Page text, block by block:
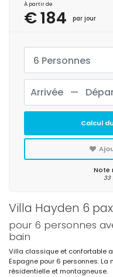
Villa Hayden 6
pour 6 personnes
bain
Villa classique et confortable
Espagne pour 6 personnes.
résidentielle et montagneuse.
À partir de
€ 184 par jour
6 Personnes
Calcul
Note
33